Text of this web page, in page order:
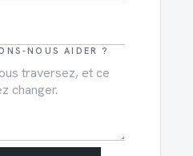
NOUS AIDER ?